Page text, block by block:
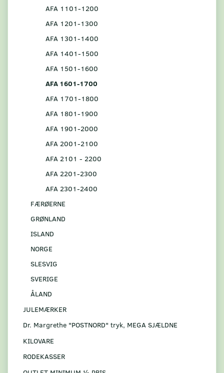
AFA 1101-1200
AFA 1201-1300
AFA 1301-1400
AFA 1401-1500
AFA 1501-1600
AFA 1601-1700
AFA 1701-1800
AFA 1801-1900
AFA 1901-2000
AFA 2001-2100
AFA 2101 - 2200
AFA 2201-2300
AFA 2301-2400
FÆRØERNE
GRØNLAND
ISLAND
NORGE
SLESVIG
SVERIGE
ÅLAND
JULEMÆRKER
Dr. Margrethe "POSTNORD" tryk, MEGA SJÆLDNE
KILOVARE
RODEKASSER